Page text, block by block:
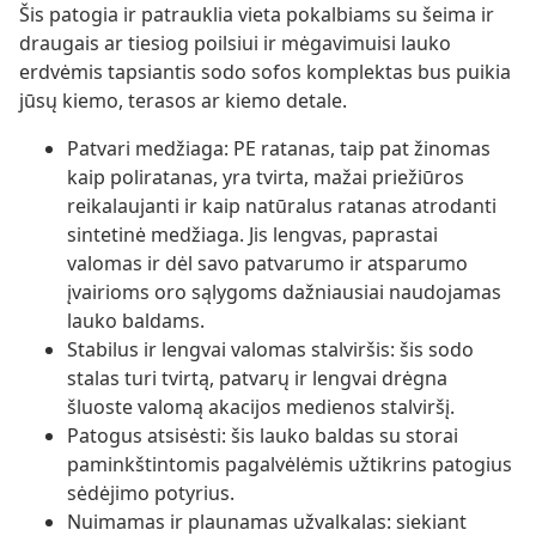
Šis patogia ir patrauklia vieta pokalbiams su šeima ir
draugais ar tiesiog poilsiui ir mėgavimuisi lauko
erdvėmis tapsiantis sodo sofos komplektas bus puikia
jūsų kiemo, terasos ar kiemo detale.
Patvari medžiaga: PE ratanas, taip pat žinomas
kaip poliratanas, yra tvirta, mažai priežiūros
reikalaujanti ir kaip natūralus ratanas atrodanti
sintetinė medžiaga. Jis lengvas, paprastai
valomas ir dėl savo patvarumo ir atsparumo
įvairioms oro sąlygoms dažniausiai naudojamas
lauko baldams.
Stabilus ir lengvai valomas stalviršis: šis sodo
stalas turi tvirtą, patvarų ir lengvai drėgna
šluoste valomą akacijos medienos stalviršį.
Patogus atsisėsti: šis lauko baldas su storai
paminkštintomis pagalvėlėmis užtikrins patogius
sėdėjimo potyrius.
Nuimamas ir plaunamas užvalkalas: siekiant